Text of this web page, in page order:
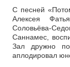
С песней
Алексея
Соловьёва-
Саннамес,
Зал дружно
аплодировал